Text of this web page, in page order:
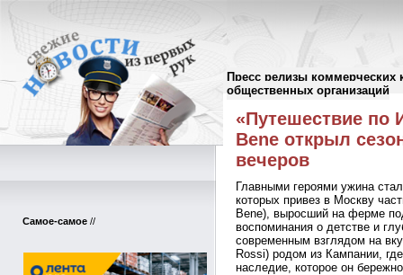
Пресс релизы коммерческих
общественных организаций
Самое-самое //
Пресс-релизы//
«Путешествие по
Bene открыл
вечеров
Главными героями ужина
которых привез в Москву
Bene), выросший на ферме
воспоминания о детстве и
современным взглядом на
Rossi) родом из Кампании,
наследие, которое он